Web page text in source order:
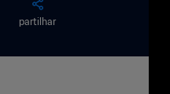
partilhar